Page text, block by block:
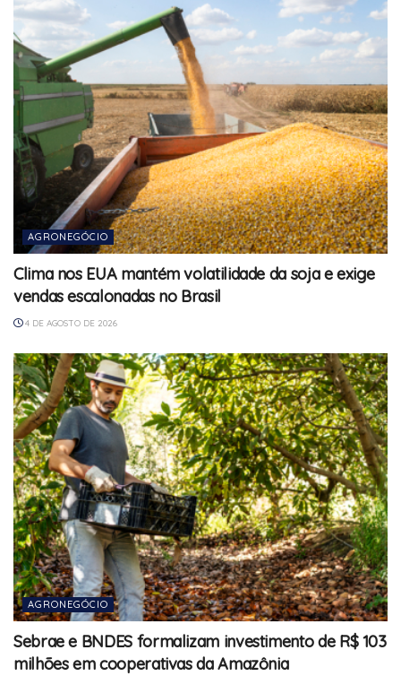
AGRONEGÓCIO
Clima nos EUA mantém volatilidade da soja e exige
vendas escalonadas no Brasil
4 DE AGOSTO DE 2026
AGRONEGÓCIO
Sebrae e BNDES formalizam investimento de R$ 103
milhões em cooperativas da Amazônia